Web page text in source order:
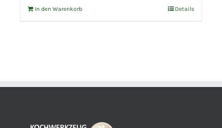
In den Warenkorb Details